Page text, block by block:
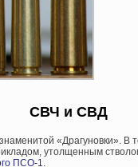
СВЧ и СВД
«Драгуновки».
утолщенным
ПСО-1.